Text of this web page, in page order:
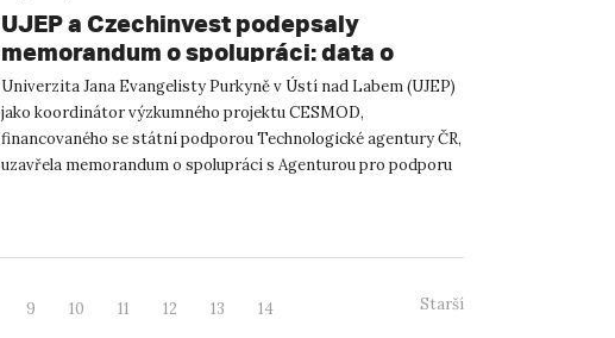
UJEP a Czechinvest podepsaly
memorandum o spolupráci: data o
podnikatelském prostředí posílí
výzkum CESMOD
Univerzita Jana Evangelisty Purkyně v Ústí nad Labem (UJEP)
jako koordinátor výzkumného projektu CESMOD,
financovaného se státní podporou Technologické agentury ČR,
uzavřela memorandum o spolupráci s Agenturou pro podporu
9 10 11 12 13
14
Starší